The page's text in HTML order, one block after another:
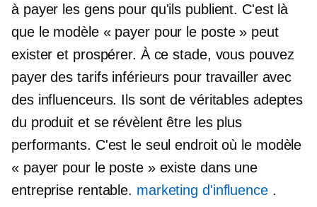
à payer les gens pour qu'ils publient. C'est là
que le modèle « payer pour le poste » peut
exister et prospérer. À ce stade, vous pouvez
payer des tarifs inférieurs pour travailler avec
des influenceurs. Ils sont de véritables adeptes
du produit et se révèlent être les plus
performants. C'est le seul endroit où le modèle
« payer pour le poste » existe dans une
entreprise rentable. marketing d'influence.